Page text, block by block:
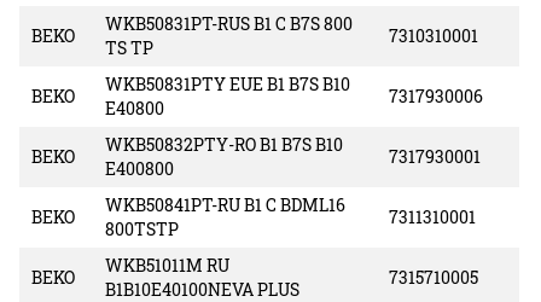
BEKO
WKB50831PT-RUS B1 C B7S 800
TS TP
7310310001
BEKO
WKB50831PTY EUE B1 B7S B10
E40800
7317930006
BEKO
WKB50832PTY-RO B1 B7S B10
E400800
7317930001
BEKO
WKB50841PT-RU B1 C BDML16
800TSTP
7311310001
BEKO
WKB51011M RU
B1B10E40100NEVA PLUS
7315710005